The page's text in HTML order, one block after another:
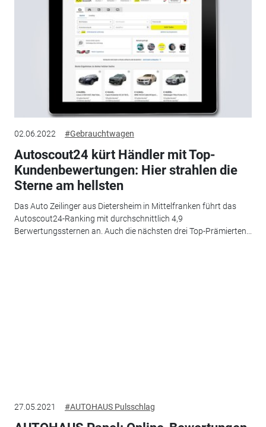
02.06.2022 #Gebrauchtwagen
Autoscout24 kürt Händler mit Top-
Kundenbewertungen: Hier strahlen die
Sterne am hellsten
Das Auto Zeilinger aus Dietersheim in Mittelfranken führt das
Autoscout24-Ranking mit durchschnittlich 4,9
Berwertungssternen an. Auch die nächsten drei Top-Prämierten...
27.05.2021 #AUTOHAUS Pulsschlag